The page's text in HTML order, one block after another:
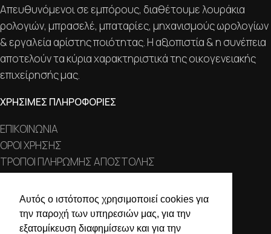
Αυτός ο ιστότοπος χρησιμοποιεί cookies για
την παροχή των υπηρεσιών μας, για την
εξατομίκευση διαφημίσεων και για την
Απευθυνόμενοι σε εμπόρους, διαθέτουμε λουράκια
ρολογιών, μπρασελέ, μπαταρίες, μηχανισμούς ωρολογίων
& εργαλεία αρίστης ποιότητας. Η αξιοπιστία & η συνέπεια
αποτελούν τα κύρια χαρακτηριστικά της οικογενειακής
επιχείρησής μας.
ΧΡΗΣΙΜΕΣ ΠΛΗΡΟΦΟΡΙΕΣ
ΕΠΙΚΟΙΝΩΝΙΑ
ΟΡΟΙ ΧΡΗΣΗΣ
ΤΡΟΠΟΙ ΠΛΗΡΩΜΗΣ ΑΠΟΣΤΟΛΗΣ
Ο ΛΟΓΑΡΙΑΣΜΟΣ ΜΟΥ
ΣΤΟΙΧΕΙΑ ΕΠΙΚΟΙΝΩΝΙΑΣ